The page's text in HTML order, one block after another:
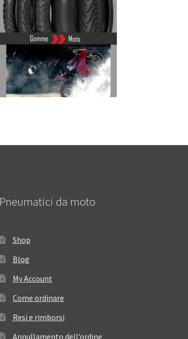
Pneumatici da moto
Shop
Blog
My Account
Come ordinare
Resi e rimborsi
Annullamento dell’ordine